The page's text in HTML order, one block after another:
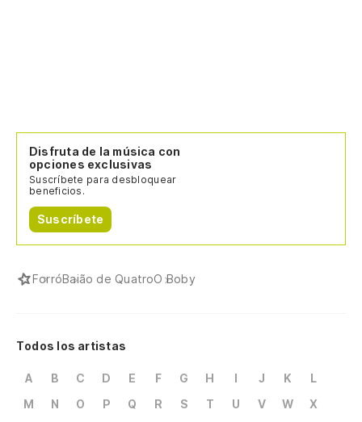
Disfruta de la música con
opciones exclusivas
Suscríbete para desbloquear
beneficios.
Suscríbete
ForróBaião de QuatroO Boby
Todos los artistas
A B C D E F G H I J K
L
M
N O P Q R S T U V W
X